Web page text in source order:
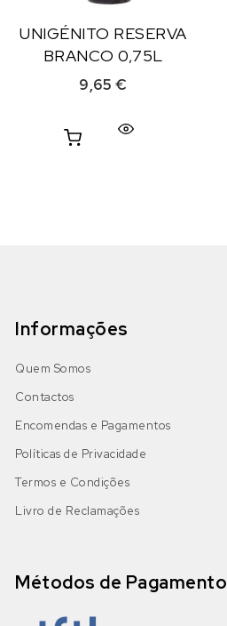
UNIGÉNITO RESERVA
BRANCO 0,75L
9,65 €
Informações
Quem Somos
Contactos
Encomendas e Pagamentos
Políticas de Privacidade
Termos e Condições
Livro de Reclamações
Métodos de Pagamento